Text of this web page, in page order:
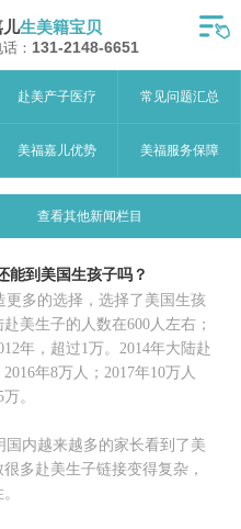
儿生美籍宝贝
： 131-2148-6651
赴美产子医疗 常见问题汇总
美福嘉儿优势 美福服务保障
查看其他新闻栏目
能到美国生孩子吗？
多的选择，选择了美国生孩
美生子的人数在600人左右；
年，超过1万。2014年大陆赴
年8万人；2017年10万人
。
内越来越多的家长看到了美
多赴美生子链接变得复杂，
首页
月子中心服务
宝妈见证
赴美攻略
关于美福嘉儿